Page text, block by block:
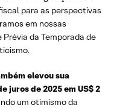
para as perspectivas
em nossas
da Temporada de
elevou sua
juros de 2025 em US$ 2
um otimismo da